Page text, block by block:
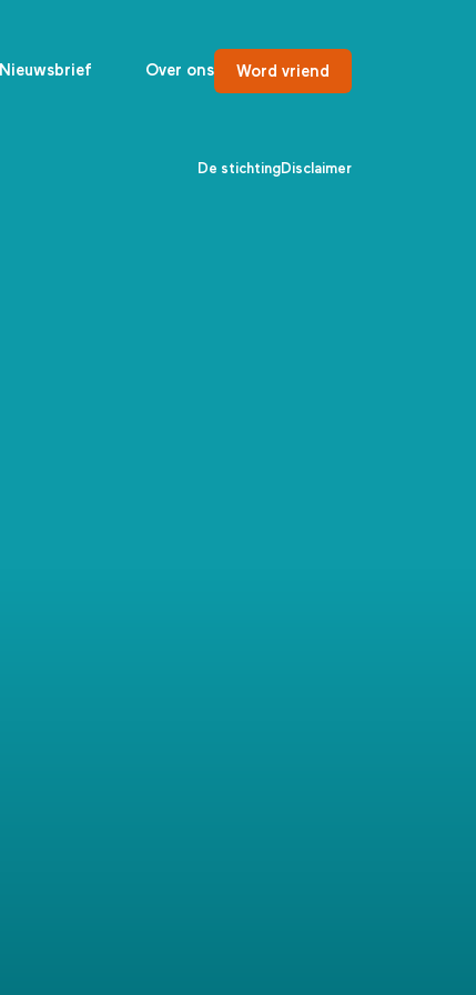
Nieuwsbrief Over ons Word vriend
De stichtingDisclaimer